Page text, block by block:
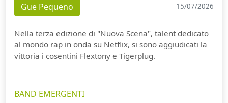
Gue Pequeno 15/07/2026
Nella terza edizione di "Nuova Scena", talent dedicato
al mondo rap in onda su Netflix, si sono aggiudicati la
vittoria i cosentini Flextony e Tigerplug.
BAND EMERGENTI